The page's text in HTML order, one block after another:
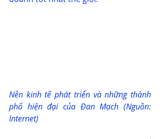
Nền kinh tế phát triển và những thành
phố hiện đại của Đan Mạch (Nguồn:
Internet)